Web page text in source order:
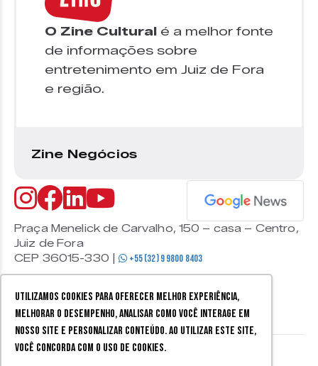
Utilizamos cookies para oferecer melhor experiência,
melhorar o desempenho, analisar como você interage em
nosso site e personalizar conteúdo. Ao utilizar este site,
você concorda com o uso de cookies.
O Zine Cultural é a melhor fonte
de informações sobre
entretenimento em Juiz de Fora
e região.
Zine Negócios
Praça Menelick de Carvalho, 150 – casa – Centro,
Juiz de Fora
CEP 36015-330 |
+55 (32) 9 9800 8403